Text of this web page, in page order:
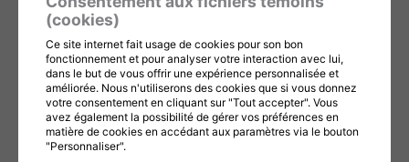
Message
(cookies)
Ce site internet fait usage de cookies pour son bon
fonctionnement et pour analyser votre interaction avec lui,
dans le but de vous offrir une expérience personnalisée et
améliorée. Nous n'utiliserons des cookies que si vous donnez
votre consentement en cliquant sur "Tout accepter". Vous
avez également la possibilité de gérer vos préférences en
matière de cookies en accédant aux paramètres via le bouton
"Personnaliser".